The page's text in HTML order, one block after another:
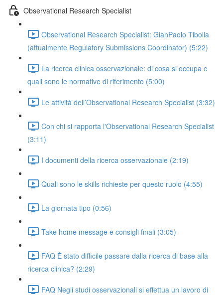
Observational Research Specialist
Observational Research Specialist: GianPaolo Tibolla
(attualmente Regulatory Submissions Coordinator) (5:22)
La ricerca clinica osservazionale: di cosa si occupa e
quali sono le normative di riferimento (5:00)
Le attività dell’Observational Research Specialist (3:32)
Con chi si rapporta l'Observational Research Specialist
(3:11)
I documenti della ricerca osservazionale (2:19)
Quali sono le skills richieste per questo ruolo (4:55)
La giornata tipo (0:56)
Take home message e consigli finali (3:05)
FAQ È stato difficile passare dalla ricerca di base alla
ricerca clinica? (2:29)
FAQ Negli studi osservazionali si effettua un lavoro di